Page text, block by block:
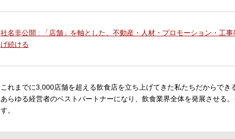
社名非公開 : 「店舗」を軸とした、不動産・人材・プロモーション・工
げ続ける
これまでに3,000店舗を超える飲食店を立ち上げてきた私たちだからでき
あらゆる経営者のベストパートナーになり、飲食業界全体を発展させる
す。